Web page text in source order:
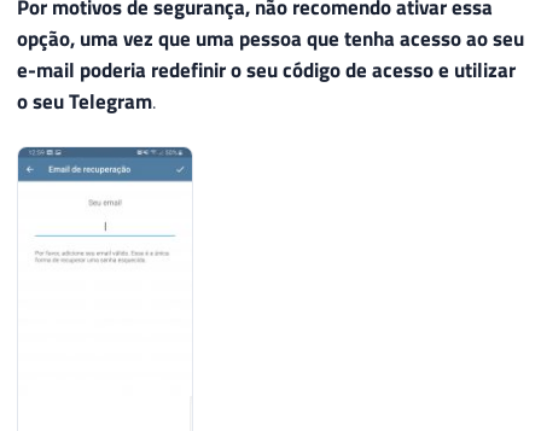
Por motivos de segurança, não recomendo ativar essa
opção, uma vez que uma pessoa que tenha acesso ao seu
e-mail poderia redefinir o seu código de acesso e utilizar
o seu Telegram.